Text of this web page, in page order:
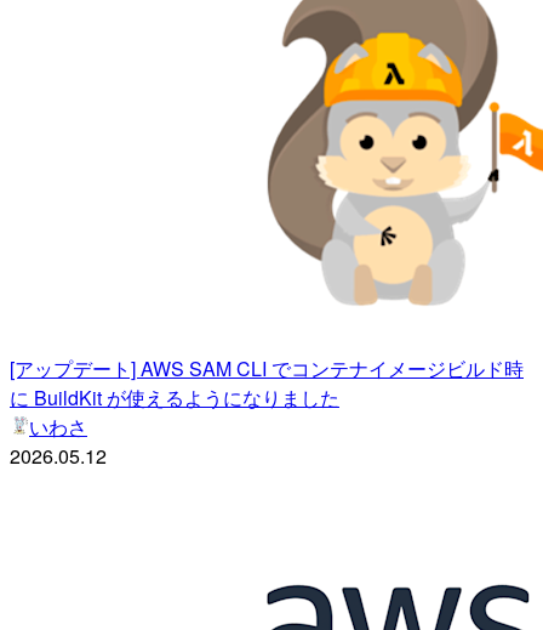
[アップデート] AWS SAM CLI でコンテナイメージビルド時
に BuildKit が使えるようになりました
いわさ
2026.05.12